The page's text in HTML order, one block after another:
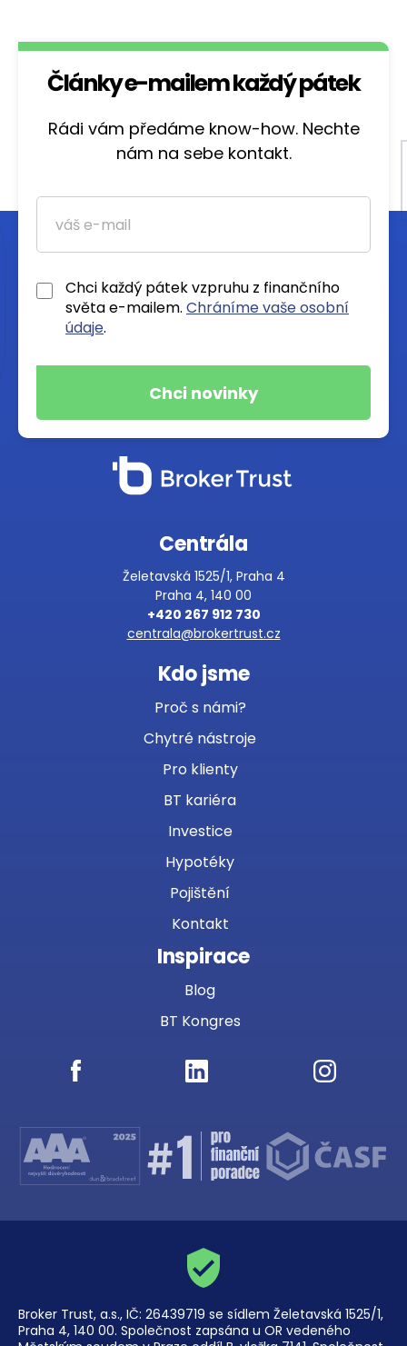
Články e-mailem každý pátek
Rádi vám předáme know-how. Nechte
nám na sebe kontakt.
Chci každý pátek vzpruhu z finančního
světa e-mailem. Chráníme vaše osobní
údaje.
Centrála
Želetavská 1525/1, Praha 4
Praha 4, 140 00
+420 267 912 730
centrala@brokertrust.cz
Kdo jsme
Proč s námi?
Chytré nástroje
Pro klienty
BT kariéra
Investice
Hypotéky
Pojištění
Kontakt
Inspirace
Blog
BT Kongres
Broker Trust, a.s., IČ: 26439719 se sídlem Želetavská 1525/1,
Praha 4, 140 00. Společnost zapsána u OR vedeného